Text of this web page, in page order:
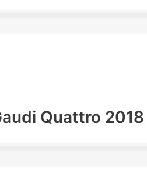
Quattro 2018